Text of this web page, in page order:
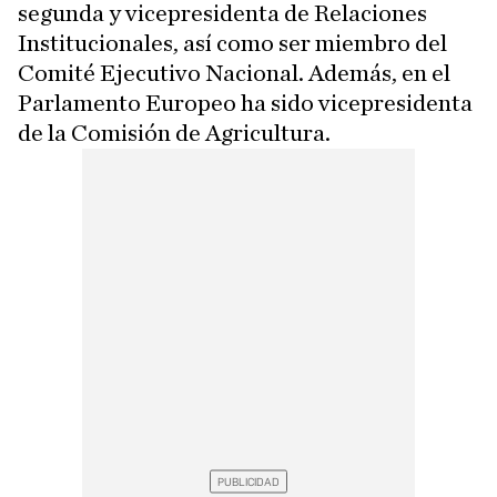
segunda y vicepresidenta de Relaciones
Institucionales, así como ser miembro del
Comité Ejecutivo Nacional. Además, en el
Parlamento Europeo ha sido vicepresidenta
de la Comisión de Agricultura.